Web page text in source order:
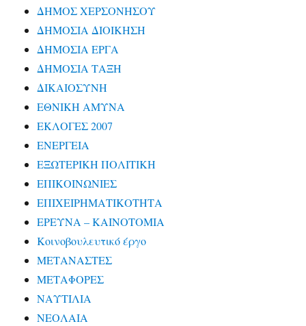
ΔΗΜΟΣ ΧΕΡΣΟΝΗΣΟΥ
ΔΗΜΟΣΙΑ ΔΙΟΙΚΗΣΗ
ΔΗΜΟΣΙΑ ΕΡΓΑ
ΔΗΜΟΣΙΑ ΤΑΞΗ
ΔΙΚΑΙΟΣΥΝΗ
ΕΘΝΙΚΗ ΑΜΥΝΑ
ΕΚΛΟΓΕΣ 2007
ΕΝΕΡΓΕΙΑ
ΕΞΩΤΕΡΙΚΗ ΠΟΛΙΤΙΚΗ
ΕΠΙΚΟΙΝΩΝΙΕΣ
ΕΠΙΧΕΙΡΗΜΑΤΙΚΟΤΗΤΑ
ΕΡΕΥΝΑ – ΚΑΙΝΟΤΟΜΙΑ
Κοινοβουλευτικό έργο
ΜΕΤΑΝΑΣΤΕΣ
ΜΕΤΑΦΟΡΕΣ
ΝΑΥΤΙΛΙΑ
ΝΕΟΛΑΙΑ